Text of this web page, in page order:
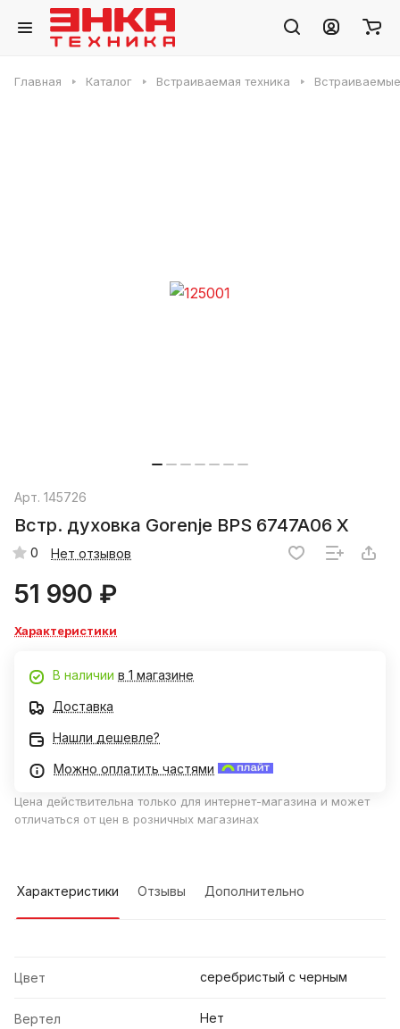
Главная Каталог Встраиваемая техника
Арт. 145726
Встр. духовка Gorenje BPS 6747A06 X
0 Нет отзывов
51 990 ₽
Характеристики
В наличии в 1 магазине
Доставка
Нашли дешевле?
Можно оплатить частями
Цена действительна только для интернет-магазина и может
отличаться от цен в розничных магазинах
Характеристики Отзывы Дополнительно
Цвет серебристый с черным
Вертел Нет